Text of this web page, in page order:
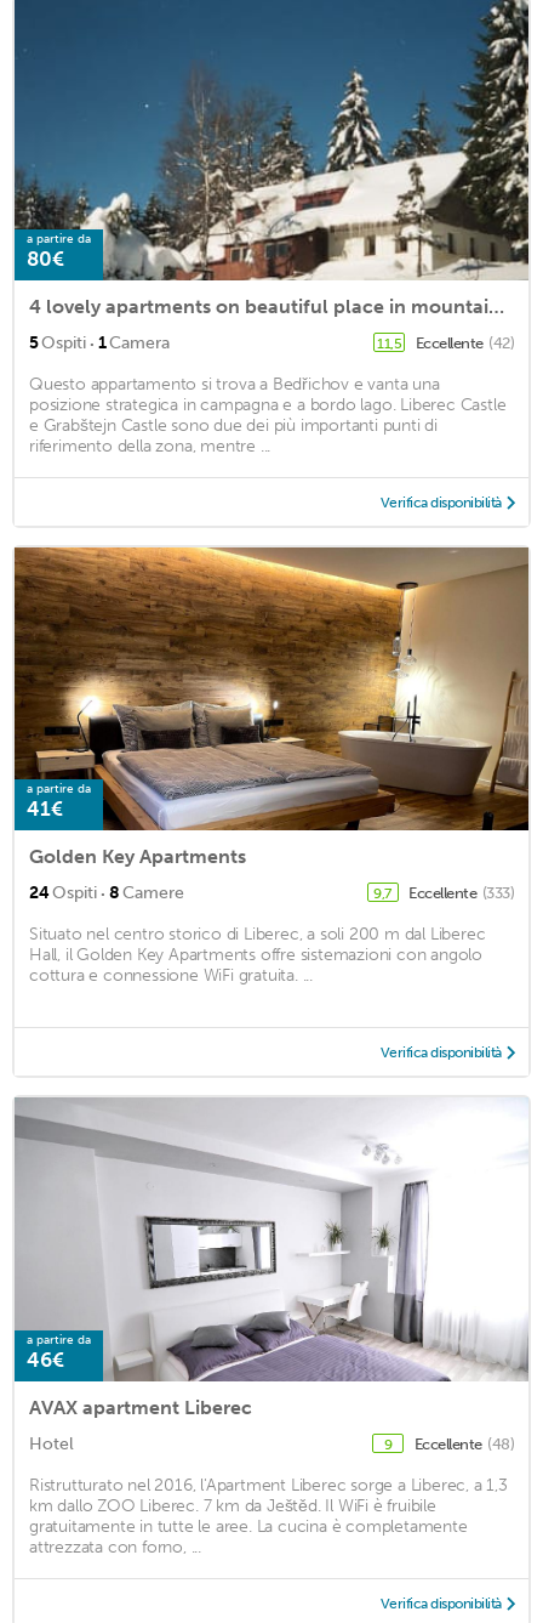
a partire da
80€
4 lovely apartments on beautiful place in mountains in tourist´s and ski area
5Ospiti · 1Camera 11,5 Eccellente (42)
Questo appartamento si trova a Bedřichov e vanta una
posizione strategica in campagna e a bordo lago. Liberec Castle
e Grabštejn Castle sono due dei più importanti punti di
riferimento della zona, mentre ...
Verifica disponibilità
a partire da
41€
Golden Key Apartments
24Ospiti · 8Camere 9,7 Eccellente (333)
Situato nel centro storico di Liberec, a soli 200 m dal Liberec
Hall, il Golden Key Apartments offre sistemazioni con angolo
cottura e connessione WiFi gratuita. ...
Verifica disponibilità
a partire da
46€
AVAX apartment Liberec
Hotel 9 Eccellente (48)
Ristrutturato nel 2016, l'Apartment Liberec sorge a Liberec, a 1,3
km dallo ZOO Liberec. 7 km da Ještěd. Il WiFi è fruibile
gratuitamente in tutte le aree. La cucina è completamente
attrezzata con forno, ...
Verifica disponibilità